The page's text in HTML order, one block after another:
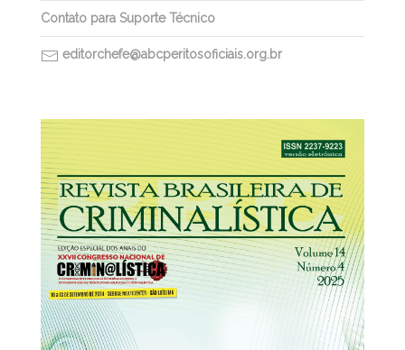
Contato para Suporte Técnico
editorchefe@abcperitosoficiais.org.br